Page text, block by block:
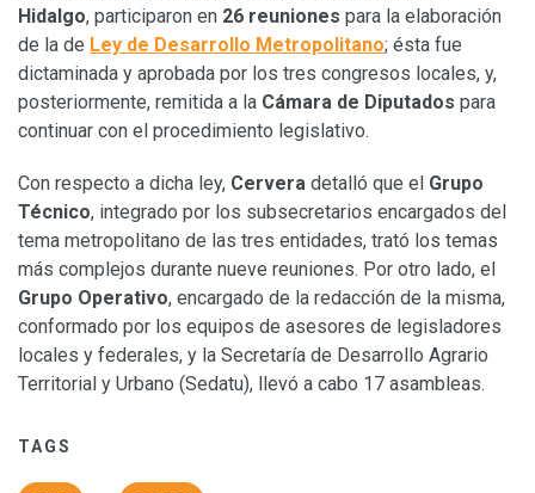
Hidalgo, participaron en 26 reuniones para la elaboración
de la de Ley de Desarrollo Metropolitano; ésta fue
dictaminada y aprobada por los tres congresos locales, y,
posteriormente, remitida a la Cámara de Diputados para
continuar con el procedimiento legislativo.
Con respecto a dicha ley, Cervera detalló que el Grupo
Técnico, integrado por los subsecretarios encargados del
tema metropolitano de las tres entidades, trató los temas
más complejos durante nueve reuniones. Por otro lado, el
Grupo Operativo, encargado de la redacción de la misma,
conformado por los equipos de asesores de legisladores
locales y federales, y la Secretaría de Desarrollo Agrario
Territorial y Urbano (Sedatu), llevó a cabo 17 asambleas.
TAGS